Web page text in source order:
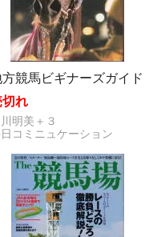
方競馬ビギナーズガイド
切れ
明美＋３
コミニュケーション